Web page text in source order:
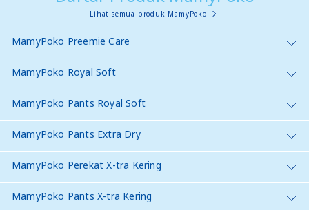
Lihat semua produk MamyPoko
MamyPoko Preemie Care
MamyPoko Royal Soft
MamyPoko Pants Royal Soft
MamyPoko Pants Extra Dry
MamyPoko Perekat X-tra Kering
MamyPoko Pants X-tra Kering